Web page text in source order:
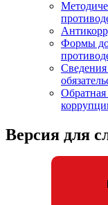
Формы
Сведения
Обратная
Версия для